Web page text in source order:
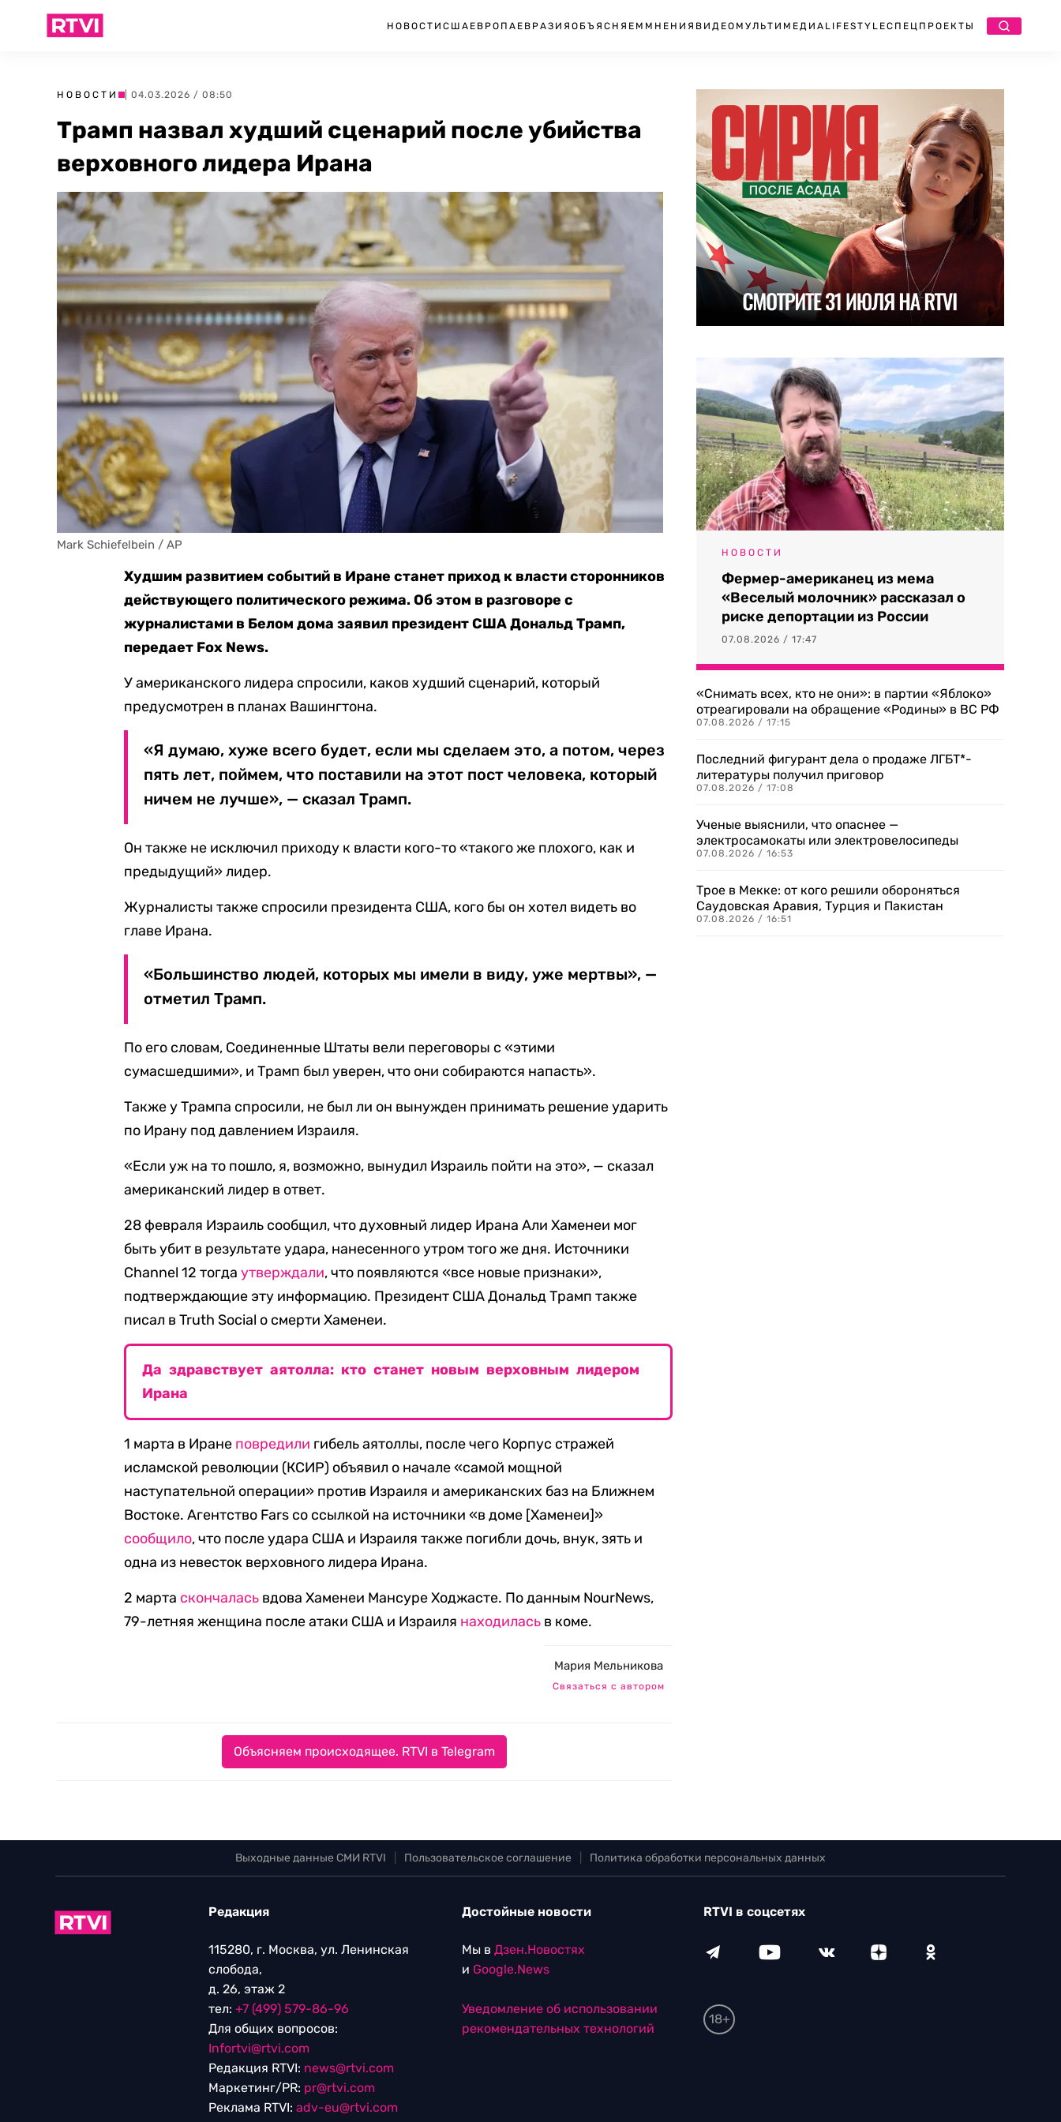
НОВОСТИ США ЕВРОПА ЕВРАЗИЯ ОБЪЯСНЯЕМ МНЕНИЯ ВИДЕО МУЛЬТИМЕДИА LIFESTYLEСПЕЦПРОЕКТЫ
НОВОСТИ | 04.03.2026 / 08:50
Трамп назвал худший сценарий после убийства
верховного лидера Ирана
Mark Schiefelbein / AP
Худшим развитием событий в Иране станет приход к власти сторонников
действующего политического режима. Об этом в разговоре с
журналистами в Белом дома заявил президент США Дональд Трамп,
передает Fox News.
У американского лидера спросили, каков худший сценарий, который
предусмотрен в планах Вашингтона.
«Я думаю, хуже всего будет, если мы сделаем это, а потом, через
пять лет, поймем, что поставили на этот пост человека, который
ничем не лучше», — сказал Трамп.
Он также не исключил приходу к власти кого-то «такого же плохого, как и
предыдущий» лидер.
Журналисты также спросили президента США, кого бы он хотел видеть во
главе Ирана.
«Большинство людей, которых мы имели в виду, уже мертвы», —
отметил Трамп.
По его словам, Соединенные Штаты вели переговоры с «этими
сумасшедшими», и Трамп был уверен, что они собираются напасть».
Также у Трампа спросили, не был ли он вынужден принимать решение ударить
по Ирану под давлением Израиля.
«Если уж на то пошло, я, возможно, вынудил Израиль пойти на это», — сказал
американский лидер в ответ.
28 февраля Израиль сообщил, что духовный лидер Ирана Али Хаменеи мог
быть убит в результате удара, нанесенного утром того же дня. Источники
Channel 12 тогдаутверждали, что появляются «все новые признаки»,
подтверждающие эту информацию. Президент США Дональд Трамп также
писал в Truth Social о смерти Хаменеи.
Да здравствует аятолла: кто станет новым верховным лидером
Ирана
1 марта в Иране повредили гибель аятоллы, после чего Корпус стражей
исламской революции (КСИР) объявил о начале «самой мощной
наступательной операции» против Израиля и американских баз на Ближнем
Востоке. Агентство Fars со ссылкой на источники «в доме [Хаменеи]»
сообщило, что после удара США и Израиля также погибли дочь, внук, зять и
одна из невесток верховного лидера Ирана.
2 марта скончалась вдова Хаменеи Мансуре Ходжасте. По данным NourNews,
79-летняя женщина после атаки США и Израиля находилась в коме.
Мария Мельникова
Связаться с автором
Объясняем происходящее. RTVI в Telegram
НОВОСТИ
Фермер-американец из мема
«Веселый молочник» рассказал о
риске депортации из России
07.08.2026 / 17:47
«Снимать всех, кто не они»: в партии «Яблоко»
отреагировали на обращение «Родины» в ВС РФ
07.08.2026 / 17:15
Последний фигурант дела о продаже ЛГБТ*-
литературы получил приговор
07.08.2026 / 17:08
Ученые выяснили, что опаснее —
электросамокаты или электровелосипеды
07.08.2026 / 16:53
Трое в Мекке: от кого решили обороняться
Саудовская Аравия, Турция и Пакистан
07.08.2026 / 16:51
Выходные данные СМИ RTVI Пользовательское соглашение Политика обработки персональных данных
Редакция
115280, г. Москва, ул. Ленинская
слобода,
д. 26, этаж 2
тел: +7 (499) 579-86-96
Для общих вопросов:
Infortvi@rtvi.com
Редакция RTVI: news@rtvi.com
Маркетинг/PR: pr@rtvi.com
Реклама RTVI: adv-eu@rtvi.com
Достойные новости
Мы в Дзен.Новостях
и Google.News
Уведомление об использовании
рекомендательных технологий
RTVI в соцсетях
18+